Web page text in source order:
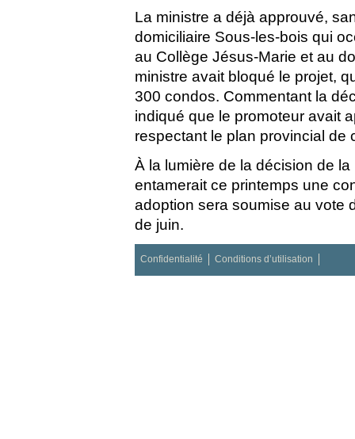
La ministre a déjà approuvé,
domiciliaire Sous-les-bois qui
au Collège Jésus-Marie et au
ministre avait bloqué le projet,
300 condos. Commentant la
indiqué que le promoteur avait
respectant le plan provincial de
À la lumière de la décision de
entamerait ce printemps une
adoption sera soumise au vote
de juin.
Confidentialité Conditions d’utilisation